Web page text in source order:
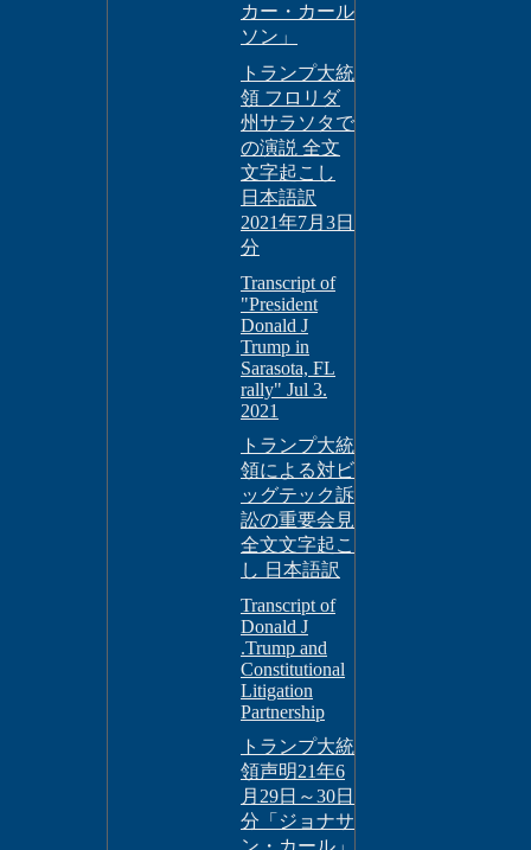
カー・カール
ソン」
トランプ大統
領 フロリダ
州サラソタで
の演説 全文
文字起こし
日本語訳
2021年7月3日
分
Transcript of
"President
Donald J
Trump in
Sarasota, FL
rally" Jul 3.
2021
トランプ大統
領による対ビ
ッグテック訴
訟の重要会見
全文文字起こ
し 日本語訳
Transcript of
Donald J
.Trump and
Constitutional
Litigation
Partnership
トランプ大統
領声明21年6
月29日～30日
分「ジョナサ
ン・カール」